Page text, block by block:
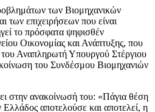
των Βιομηχανικών
των επιχειρήσεων που είναι
το πρόσφατα ψηφισθέν
Οικονομίας και Ανάπτυξης, που
Αναπληρωτή Υπουργού Στέργιου
του Συνδέσμου Βιομηχανιών
στην ανακοίνωσή του: «Πάγια θέση
αποτελούσε και αποτελεί, η